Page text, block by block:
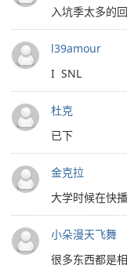
入坑季太多的
l39amour
I ️ SNL
杜克
已下
金克拉
大学时候在快
小朵漫天飞舞
很多东西都是